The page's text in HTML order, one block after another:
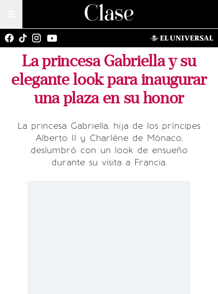
La princesa Gabriella y su
elegante look para inaugurar
una plaza en su honor
La princesa Gabriella, hija de los príncipes
Alberto II y Charlène de Mónaco,
deslumbró con un look de ensueño
durante su visita a Francia.